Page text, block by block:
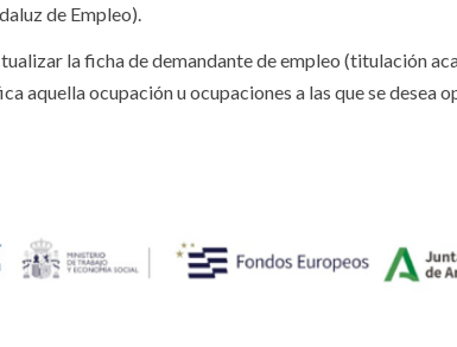
de Empleo).
la ficha de demandante de empleo (titulación
aquella ocupación u ocupaciones a las que se desea